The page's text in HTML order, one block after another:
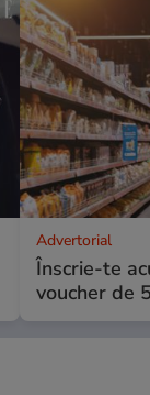
Advertorial
Înscrie-te
voucher de